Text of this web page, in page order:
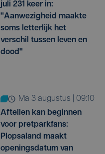
juli 231 keer in:
"Aanwezigheid maakte
soms letterlijk het
verschil tussen leven en
dood"
ma 3 augustus | 09:10
Aftellen kan beginnen
voor pretparkfans:
Plopsaland maakt
openingsdatum van